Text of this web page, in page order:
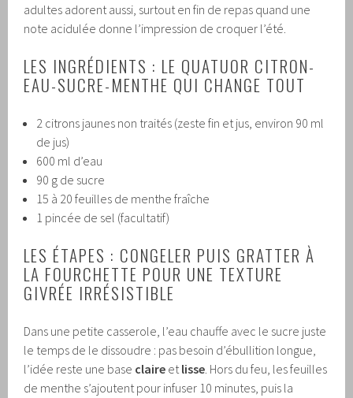
adultes adorent aussi, surtout en fin de repas quand une
note acidulée donne l’impression de croquer l’été.
LES INGRÉDIENTS : LE QUATUOR CITRON-
EAU-SUCRE-MENTHE QUI CHANGE TOUT
2 citrons jaunes non traités (zeste fin et jus, environ 90 ml
de jus)
600 ml d’eau
90 g de sucre
15 à 20 feuilles de menthe fraîche
1 pincée de sel (facultatif)
LES ÉTAPES : CONGELER PUIS GRATTER À
LA FOURCHETTE POUR UNE TEXTURE
GIVRÉE IRRÉSISTIBLE
Dans une petite casserole, l’eau chauffe avec le sucre juste
le temps de le dissoudre : pas besoin d’ébullition longue,
l’idée reste une base claire etlisse. Hors du feu, les feuilles
de menthe s’ajoutent pour infuser 10 minutes, puis la